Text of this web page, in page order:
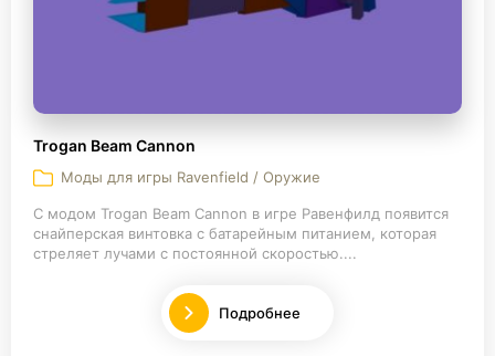
Trogan Beam Cannon
Моды для игры Ravenfield / Оружие
С модом Trogan Beam Cannon в игре Равенфилд появится
снайперская винтовка с батарейным питанием, которая
стреляет лучами с постоянной скоростью....
Подробнее